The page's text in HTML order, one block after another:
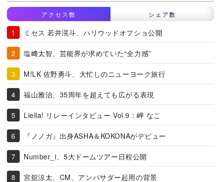
アクセス数 シェア数
ミセス 若井滉斗、ハリウッドオフショ公開
塩﨑太智、芸能界が求めていた“全力感”
M!LK 佐野勇斗、大忙しのニューヨーク旅行
福山雅治、35周年を超えても広がる表現
Liella! リレーインタビュー Vol.9：岬 なこ
『ノノガ』出身ASHA＆KOKONAがデビュー
Number_i、5大ドームツアー日程公開
宮舘涼太、CM、アンバサダー起用の背景